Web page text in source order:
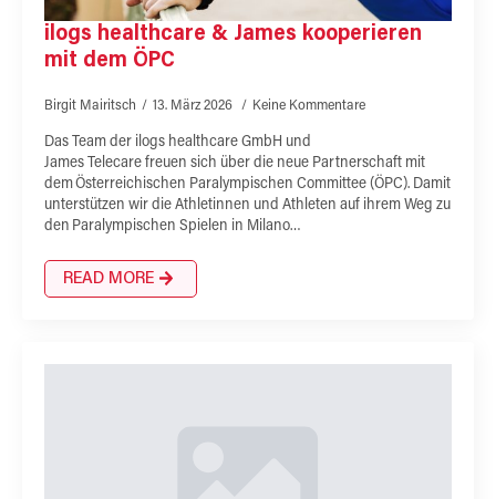
ilogs healthcare & James kooperieren
mit dem ÖPC
Birgit Mairitsch 13. März 2026 Keine Kommentare
Das Team der ilogs healthcare GmbH und
James Telecare freuen sich über die neue Partnerschaft mit
dem Österreichischen Paralympischen Committee (ÖPC). Damit
unterstützen wir die Athletinnen und Athleten auf ihrem Weg zu
den Paralympischen Spielen in Milano…
READ MORE